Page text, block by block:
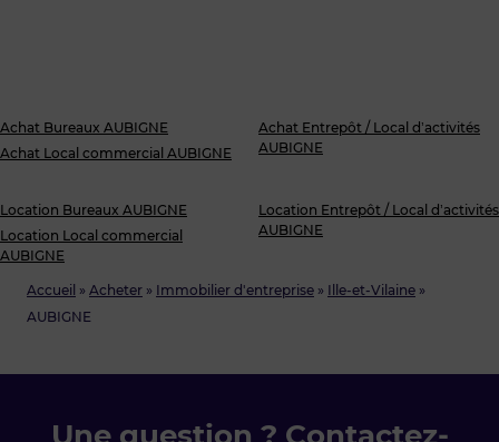
Accueil » Acheter » Immobilier d'entreprise » Ille-et-Vilaine »
AUBIGNE
Achat Bureaux AUBIGNE
Achat Local commercial AUBIGNE
Achat Entrepôt / Local d’activités
AUBIGNE
Location Bureaux AUBIGNE
Location Local commercial
AUBIGNE
Location Entrepôt / Local d’activités
AUBIGNE
Une question ? Contactez-